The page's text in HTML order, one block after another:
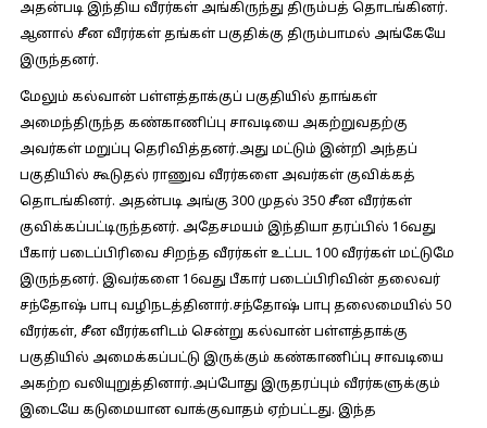
அதன்படி இந்திய வீரர்கள் அங்கிருந்து திரும்பத் தொடங்கினர்.
ஆனால் சீன வீரர்கள் தங்கள் பகுதிக்கு திரும்பாமல் அங்கேயே
இருந்தனர்.
மேலும் கல்வான் பள்ளத்தாக்குப் பகுதியில் தாங்கள்
அமைந்திருந்த கண்காணிப்பு சாவடியை அகற்றுவதற்கு
அவர்கள் மறுப்பு தெரிவித்தனர்.அது மட்டும் இன்றி அந்தப்
பகுதியில் கூடுதல் ராணுவ வீரர்களை அவர்கள் குவிக்கத்
தொடங்கினர். அதன்படி அங்கு 300 முதல் 350 சீன வீரர்கள்
குவிக்கப்பட்டிருந்தனர். அதேசமயம் இந்தியா தரப்பில் 16வது
பீகார் படைப்பிரிவை சிறந்த வீரர்கள் உட்பட 100 வீரர்கள் மட்டுமே
இருந்தனர். இவர்களை 16வது பீகார் படைப்பிரிவின் தலைவர்
சந்தோஷ் பாபு வழிநடத்தினார்.சந்தோஷ் பாபு தலைமையில் 50
வீரர்கள், சீன வீரர்களிடம் சென்று கல்வான் பள்ளத்தாக்கு
பகுதியில் அமைக்கப்பட்டு இருக்கும் கண்காணிப்பு சாவடியை
அகற்ற வலியுறுத்தினார்.அப்போது இருதரப்பும் வீரர்களுக்கும்
இடையே கடுமையான வாக்குவாதம் ஏற்பட்டது. இந்த